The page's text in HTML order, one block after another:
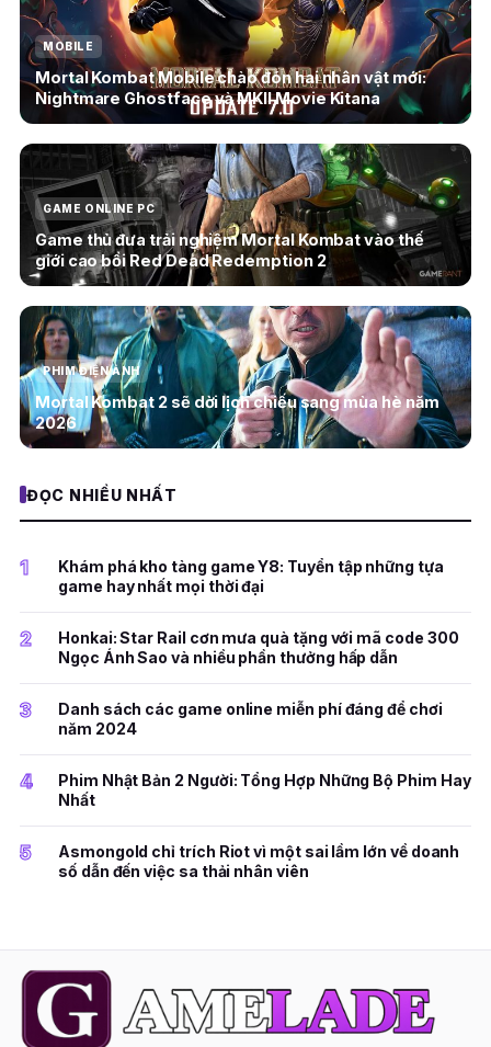
MOBILE
Mortal Kombat Mobile chào đón hai nhân vật mới:
Nightmare Ghostface và MKII Movie Kitana
GAME ONLINE PC
Game thủ đưa trải nghiệm Mortal Kombat vào thế
giới cao bồi Red Dead Redemption 2
PHIM ĐIỆN ẢNH
Mortal Kombat 2 sẽ dời lịch chiếu sang mùa hè năm
2026
ĐỌC NHIỀU NHẤT
1
Khám phá kho tàng game Y8: Tuyển tập những tựa
game hay nhất mọi thời đại
2
Honkai: Star Rail cơn mưa quà tặng với mã code 300
Ngọc Ánh Sao và nhiều phần thưởng hấp dẫn
3
Danh sách các game online miễn phí đáng để chơi
năm 2024
4
Phim Nhật Bản 2 Người: Tổng Hợp Những Bộ Phim Hay
Nhất
5
Asmongold chỉ trích Riot vì một sai lầm lớn về doanh
số dẫn đến việc sa thải nhân viên